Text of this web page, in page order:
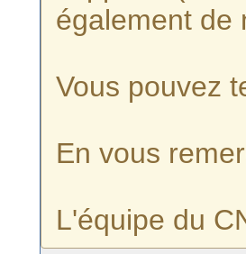
également de
Vous pouvez
En vous
L'équipe du